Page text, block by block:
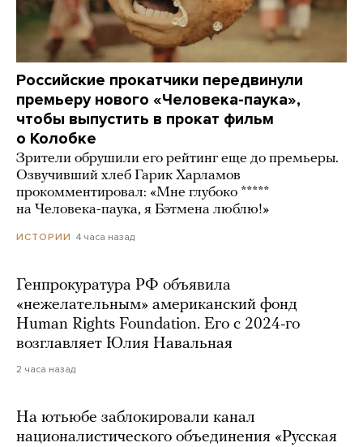
Российские прокатчики передвинули
премьеру нового «Человека-паука»,
чтобы выпустить в прокат фильм
о Колобке
Зрители обрушили его рейтинг еще до премьеры.
Озвучивший хлеб Гарик Харламов
прокомментировал: «Мне глубоко *****
на Человека-паука, я Бэтмена люблю!»
ИСТОРИИ 4 часа назад
Генпрокуратура РФ объявила
«нежелательным» американский фонд
Human Rights Foundation. Его с 2024-го
возглавляет Юлия Навальная
2 часа назад
На ютьюбе заблокировали канал
националистического объединения «Русская